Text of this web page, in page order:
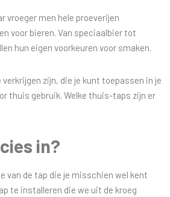
vroeger men hele proeverijen
voor bieren. Van speciaalbier tot
hun eigen voorkeuren voor smaken.
zijn, die je kunt toepassen in je
thuis gebruik. Welke thuis-taps zijn er
in?
van de tap die je misschien wel kent
te installeren die we uit de kroeg